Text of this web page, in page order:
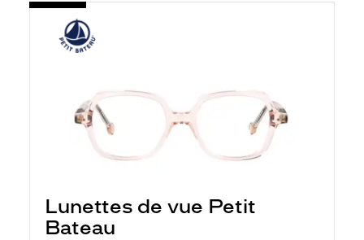
Lunettes de vue Petit
Bateau